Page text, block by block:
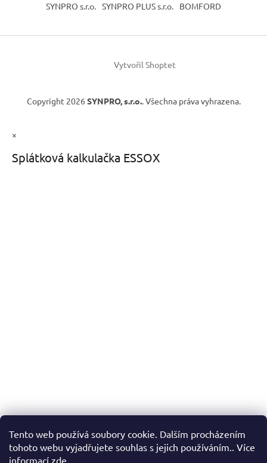
Tento web používá soubory cookie. Dalším procházením
tohoto webu vyjadřujete souhlas s jejich používáním.. Více
informací zde
SYNPRO s.r.o. SYNPRO PLUS s.r.o. BOMFORD
Vytvořil Shoptet
Copyright 2026 SYNPRO, s.r.o.. Všechna práva vyhrazena.
×
Splátková kalkulačka ESSOX